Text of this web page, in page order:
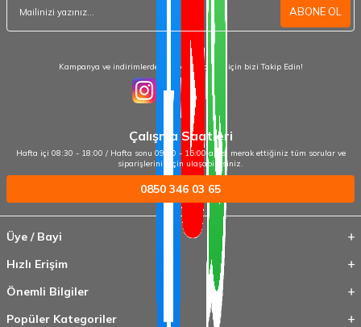
ABONE OL
Kampanya ve indirimlerden haberdar olmak için bizi Takip Edin!
Çalışma Saatleri
Hafta içi 08:30 - 18:00 / Hafta sonu 09:00 - 15:00 arası merak ettiğiniz tüm sorular ve
siparişleriniz için ulaşabilirsiniz.
0850 346 03 65
Üye / Bayi
Hızlı Erişim
Önemli Bilgiler
Popüler Kategoriler